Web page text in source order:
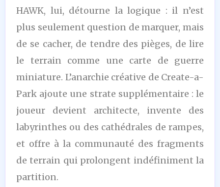
HAWK, lui, détourne la logique : il n’est
plus seulement question de marquer, mais
de se cacher, de tendre des pièges, de lire
le terrain comme une carte de guerre
miniature. L’anarchie créative de Create-a-
Park ajoute une strate supplémentaire : le
joueur devient architecte, invente des
labyrinthes ou des cathédrales de rampes,
et offre à la communauté des fragments
de terrain qui prolongent indéfiniment la
partition.